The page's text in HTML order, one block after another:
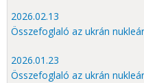
2026.02.13
Összefoglaló az ukrán
2026.01.23
Összefoglaló az ukrán